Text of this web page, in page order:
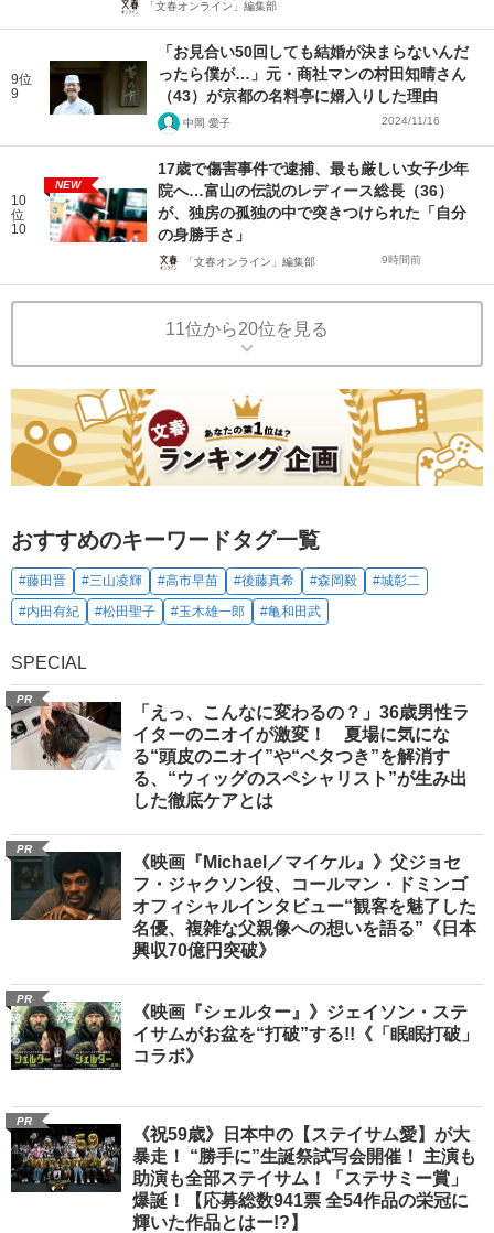
「文春オンライン」編集部
9位
9
「お見合い50回しても結婚が決まらないんだ
ったら僕が…」元・商社マンの村田知晴さん
（43）が京都の名料亭に婿入りした理由
中岡 愛子 2024/11/16
10
位
10
NEW
17歳で傷害事件で逮捕、最も厳しい女子少年
院へ…富山の伝説のレディース総長（36）
が、独房の孤独の中で突きつけられた「自分
の身勝手さ」
「文春オンライン」編集部 9時間前
11位から20位を見る
おすすめのキーワードタグ一覧
#藤田晋 #三山凌輝 #高市早苗 #後藤真希 #森岡毅
#城彰二
#内田有紀
#松田聖子 #玉木雄一郎 #亀和田武
SPECIAL
PR
「えっ、こんなに変わるの？」36歳男性ラ
イターのニオイが激変！ 夏場に気にな
る“頭皮のニオイ”や“ベタつき”を解消す
る、“ウィッグのスペシャリスト”が生み出
した徹底ケアとは
PR
《映画『Michael／マイケル』》父ジョセ
フ・ジャクソン役、コールマン・ドミンゴ
オフィシャルインタビュー“観客を魅了した
名優、複雑な父親像への想いを語る”《日本
興収70億円突破》
PR
《映画『シェルター』》ジェイソン・ステ
イサムがお盆を“打破”する!!《「眠眠打破」
コラボ》
PR
《祝59歳》日本中の【ステイサム愛】が大
暴走！ “勝手に”生誕祭試写会開催！ 主演も
助演も全部ステイサム！「ステサミー賞」
爆誕！【応募総数941票 全54作品の栄冠に
輝いた作品とはー!?】